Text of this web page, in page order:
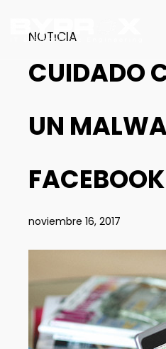
NOTICIA
CUIDADO
UN
noviembre 16, 2017